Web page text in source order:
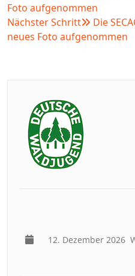
Foto aufgenommen
Nächster Schritt
Die
neues Foto aufgenommen
12. Dezember 2026